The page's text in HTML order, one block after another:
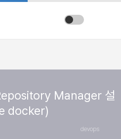
Manager 설
docker)
devops